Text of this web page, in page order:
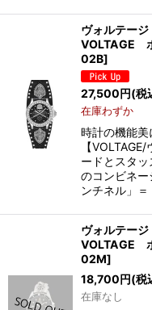
ヴォルテー
VOLTAGE
02B]
27,500円(税
在庫わずか
時計の機能美
【
ードとスタ
のコンビネ
ンチネル」
ヴォルテー
VOLTAGE
02M]
18,700円(税
在庫なし